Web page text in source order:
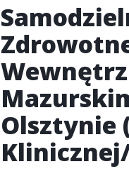
Olsztynie